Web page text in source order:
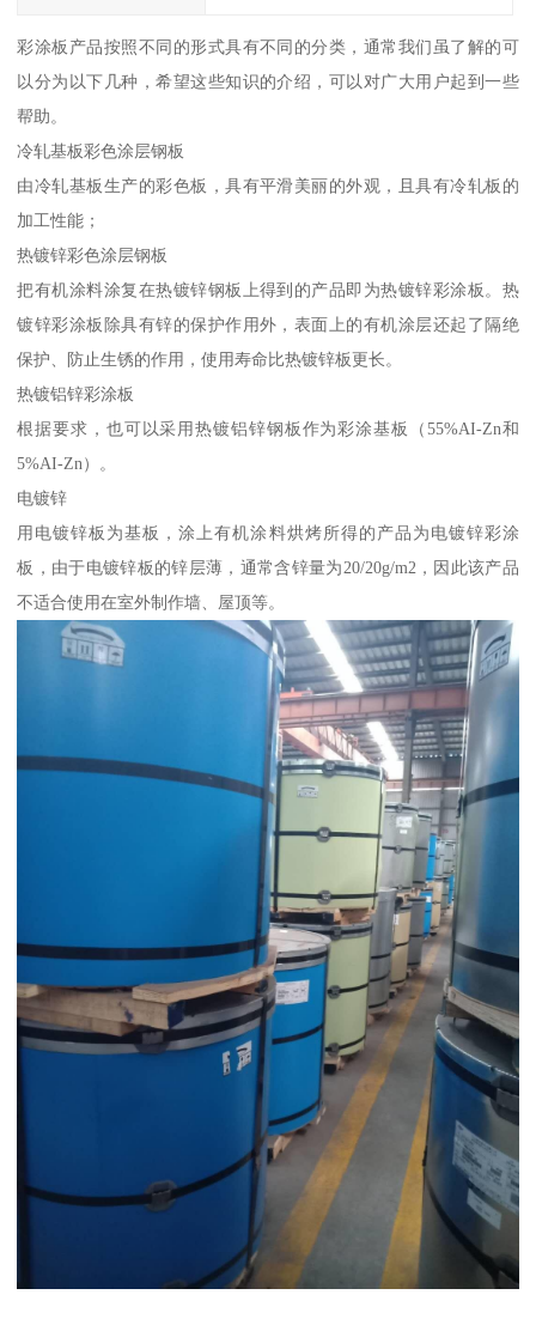
彩涂板产品按照不同的形式具有不同的分类，通常我们虽了解的可
以分为以下几种，希望这些知识的介绍，可以对广大用户起到一些
帮助。
冷轧基板彩色涂层钢板
由冷轧基板生产的彩色板，具有平滑美丽的外观，且具有冷轧板的
加工性能；
热镀锌彩色涂层钢板
把有机涂料涂复在热镀锌钢板上得到的产品即为热镀锌彩涂板。热
镀锌彩涂板除具有锌的保护作用外，表面上的有机涂层还起了隔绝
保护、防止生锈的作用，使用寿命比热镀锌板更长。
热镀铝锌彩涂板
根据要求，也可以采用热镀铝锌钢板作为彩涂基板（55%AI-Zn和
5%AI-Zn）。
电镀锌
用电镀锌板为基板，涂上有机涂料烘烤所得的产品为电镀锌彩涂
板，由于电镀锌板的锌层薄，通常含锌量为20/20g/m2，因此该产品
不适合使用在室外制作墙、屋顶等。